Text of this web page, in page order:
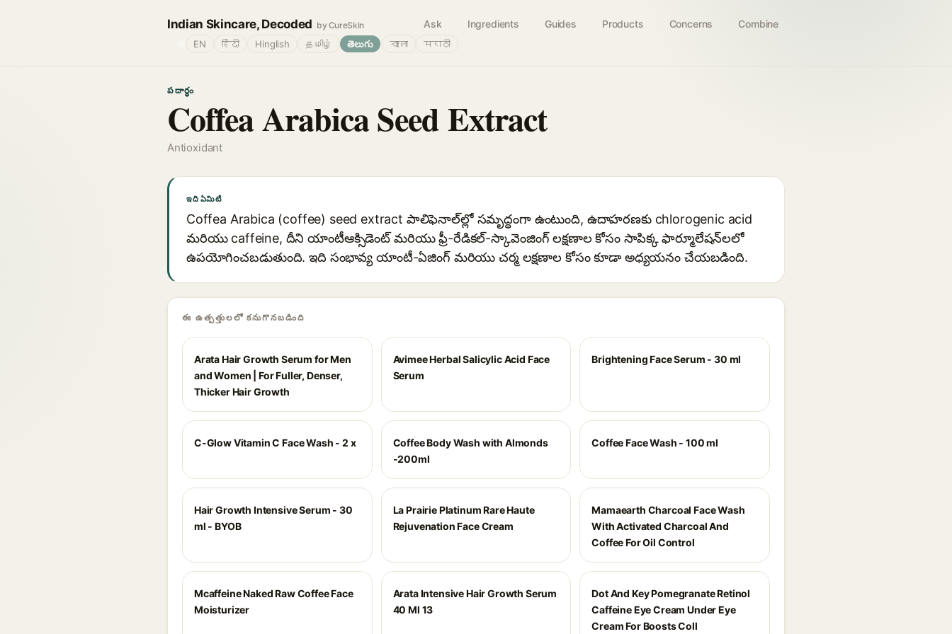
Indian Skincare, Decoded by CureSkin Ask Ingredients Guides Products Concerns Combine
EN हिंदी Hinglish தமிழ் తెలుగు বাংলা मराठी
పదార్థం
Coffea Arabica Seed Extract
Antioxidant
ఇది ఏమిటి
Coffea Arabica (coffee) seed extract పాలిఫెనాల్‌ల్లో సమృద్ధంగా ఉంటుంది, ఉదాహరణకు chlorogenic acid
మరియు caffeine, దీని యాంటీఆక్సిడెంట్ మరియు ఫ్రీ-రేడికల్-స్కావెంజింగ్ లక్షణాల కోసం సాపిక్క ఫార్మూలేషన్‌లలో
ఉపయోగించబడుతుంది. ఇది సంభావ్య యాంటీ-ఏజింగ్ మరియు చర్మ లక్షణాల కోసం కూడా అధ్యయనం చేయబడింది.
ఈ ఉత్పత్తులలో కనుగొనబడింది
Arata Hair Growth Serum for Men
and Women | For Fuller, Denser,
Thicker Hair Growth
Avimee Herbal Salicylic Acid Face
Serum
Brightening Face Serum - 30 ml
C-Glow Vitamin C Face Wash - 2 x
Coffee Body Wash with Almonds
-200ml
Coffee Face Wash - 100 ml
Hair Growth Intensive Serum - 30
ml - BYOB
La Prairie Platinum Rare Haute
Rejuvenation Face Cream
Mamaearth Charcoal Face Wash
With Activated Charcoal And
Coffee For Oil Control
Mcaffeine Naked Raw Coffee Face
Moisturizer
Arata Intensive Hair Growth Serum
40 Ml 13
Dot And Key Pomegranate Retinol
Caffeine Eye Cream Under Eye
Cream For Boosts Coll